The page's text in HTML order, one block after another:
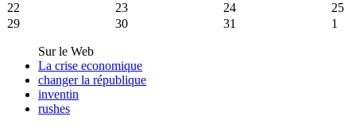
22 23 24
25
29
30 31 1
Sur le Web
La crise economique
changer la république
inventin
rushes